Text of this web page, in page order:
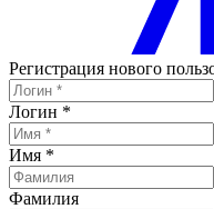
Регистрация нового
Логин *
Имя *
Фамилия